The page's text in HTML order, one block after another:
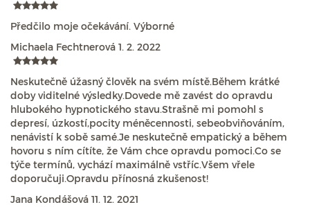
Předčilo moje očekávání. Výborné
Michaela Fechtnerová 1. 2. 2022
Neskutečně úžasný člověk na svém místě.Během krátké
doby viditelné výsledky.Dovede mě zavést do opravdu
hlubokého hypnotického stavu.Strašně mi pomohl s
depresí, úzkostí,pocity méněcennosti, sebeobviňováním,
nenávistí k sobě samé.Je neskutečně empatický a během
hovoru s ním cítíte, že Vám chce opravdu pomoci.Co se
týče termínů, vychází maximálně vstříc.Všem vřele
doporučuji.Opravdu přínosná zkušenost!
Jana Kondášová 11. 12. 2021